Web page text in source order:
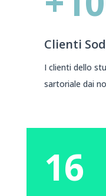
Clienti
I clienti dello
sartoriale dai
16